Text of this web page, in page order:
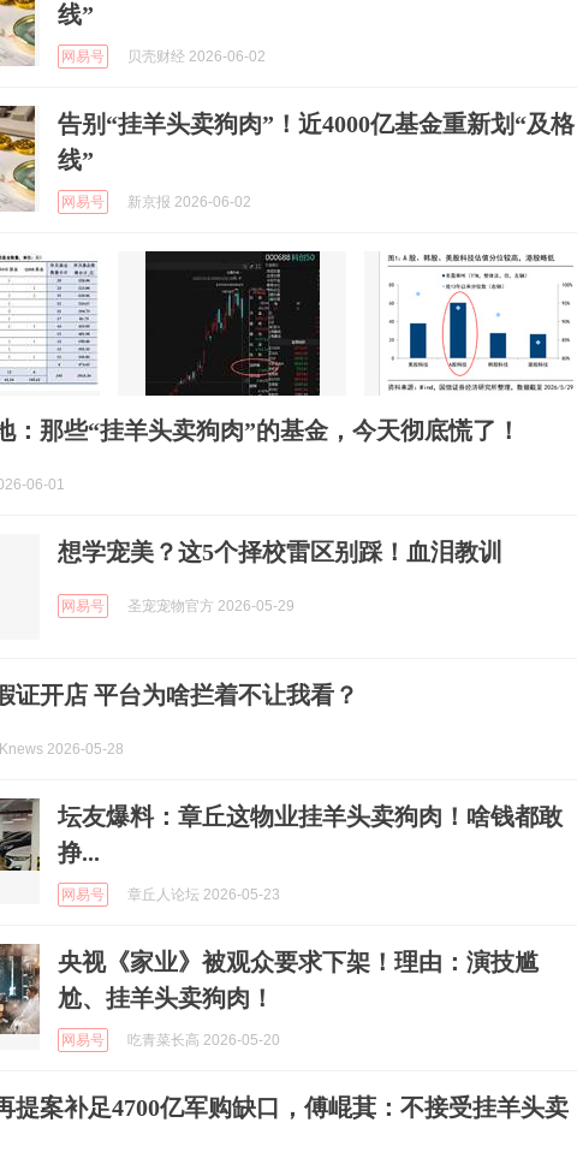
线”
网易号 贝壳财经 2026-06-02
告别“挂羊头卖狗肉”！近4000亿基金重新划“及格
线”
网易号 新京报 2026-06-02
：那些“挂羊头卖狗肉”的基金，今天彻底慌了！
06-01
想学宠美？这5个择校雷区别踩！血泪教训
网易号 圣宠宠物官方 2026-05-29
证开店 平台为啥拦着不让我看？
2026-05-28
坛友爆料：章丘这物业挂羊头卖狗肉！啥钱都敢
挣...
网易号 章丘人论坛 2026-05-23
央视《家业》被观众要求下架！理由：演技尴
尬、挂羊头卖狗肉！
网易号 吃青菜长高 2026-05-20
提案补足4700亿军购缺口，傅崐萁：不接受挂羊头卖